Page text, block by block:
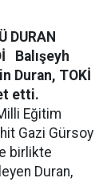
DURAN
Balışeyh
Duran, TOKİ
etti.
Eğitim
Gazi Gürsoy
birlikte
Duran,